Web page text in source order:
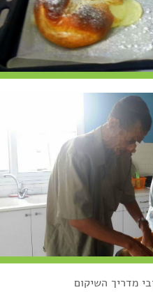
מדריך השיקום